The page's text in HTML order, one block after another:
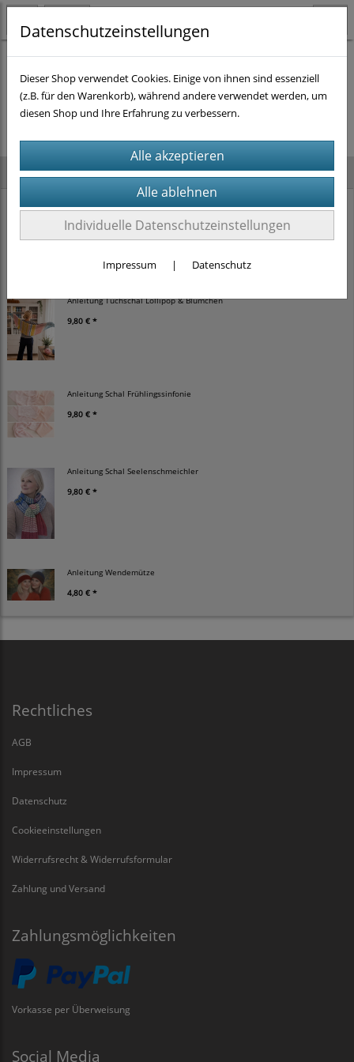
Neu im Shop
Anleitung Schälchen Dingsda (2 verschiedene Größen)
9,80 €8,82 € *
Anleitung Tuchschal Lollipop & Blümchen
9,80 € *
Anleitung Schal Frühlingssinfonie
9,80 € *
Anleitung Schal Seelenschmeichler
9,80 € *
Anleitung Wendemütze
4,80 € *
Es wurden leider keine Produkte gefunden.
Rechtliches
AGB
Impressum
Datenschutz
Cookieeinstellungen
Widerrufsrecht & Widerrufsformular
Zahlung und Versand
Zahlungsmöglichkeiten
Vorkasse per Überweisung
Social Media
Datenschutzeinstellungen
Dieser Shop verwendet Cookies. Einige von ihnen sind essenziell
(z.B. für den Warenkorb), während andere verwendet werden, um
diesen Shop und Ihre Erfahrung zu verbessern.
Individuelle Datenschutzeinstellungen
Impressum | Datenschutz